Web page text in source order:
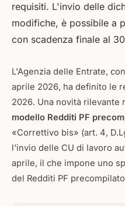
requisiti. L'invio delle
modifiche, è possibile a
con scadenza finale al
L'Agenzia delle Entrate,
aprile 2026, ha definito le
2026. Una novità rilevante
modello Redditi PF
«Correttivo bis» (art. 4,
l'invio delle CU di lavoro
aprile, il che impone uno
del Redditi PF